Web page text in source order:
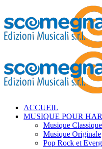
ACCUEIL
MUSIQUE POUR
Musique Classique
Musique Originale
Pop Rock et